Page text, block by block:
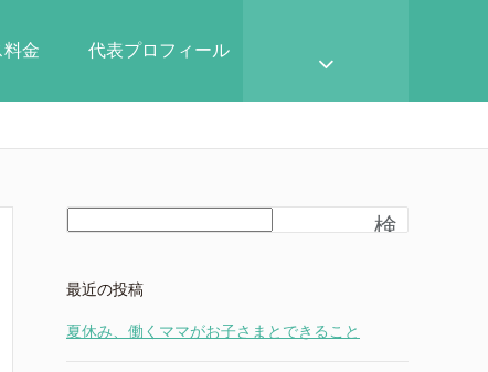
料金 代表プロフィール
検
最近の投稿
夏休み、働くママがお子さまとできること